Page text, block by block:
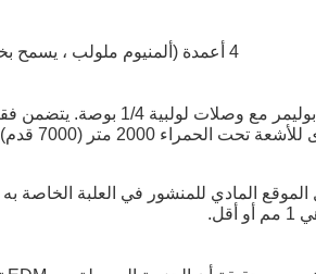
4 أعمدة (ألمنيوم ملولب ، يسمح بخمسة ارتفاعات للمنشور - 10 ، 40 ، 70 ، 100 و 130 سم
المادي للمنشور في العلبة الخاصة